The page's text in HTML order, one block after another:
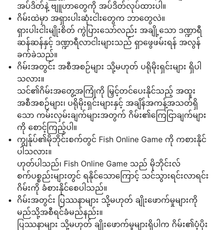
အပ်ဒိတ်နဲ့ ဗျူဟာတွေကို အပ်ဒိတ်လုပ်ထားပါ။
ဂိမ်းထဲမှာ အရှားပါးဆုံးငါးတွေက ဘာတွေလဲ။
ရှားပါးငါးမျိုးစိတ် ကွဲပြားသော်လည်း အချို့သော ဒဏ္ဍာရီ
ဆန်ဆန်နှင့် ဒဏ္ဍာရီလာငါးများသည် ရှာဖွေဖမ်းရန် အလွန်
ခက်ခဲသည်။
ဂိမ်းအတွင်း အစီအစဉ်များ သို့မဟုတ် ပရိုမိုးရှင်းများ ရှိပါ
သလား။
သင်၏ဂိမ်းအတွေ့အကြုံကို မြှင့်တင်ပေးနိုင်သည့် အထူး
အစီအစဉ်များ၊ ပရိုမိုးရှင်းများနှင့် အချိန်အကန့်အသတ်ရှိ
သော ကမ်းလှမ်းချက်များအတွက် ဂိမ်း၏ကြေငြာချက်များ
ကို စောင့်ကြည့်ပါ။
ကျွန်ုပ်၏မိုဘိုင်းစက်တွင် Fish Online Game ကို ကစားနိုင်
ပါသလား။
ဟုတ်ပါသည်၊ Fish Online Game သည် မိုဘိုင်းလ်
စက်ပစ္စည်းများတွင် ရနိုင်သောကြောင့် သင်သွားရင်းလာရင်း
ဂိမ်းကို ခံစားနိုင်စေပါသည်။
ဂိမ်းအတွင်း ပြဿနာများ သို့မဟုတ် ချိုးဖောက်မှုများကို
မည်သို့အစီရင်ခံမည်နည်း။
ပြဿနာများ သို့မဟုတ် ချိုးဖောက်မှုများရှိပါက ဂိမ်း၏ပံ့ပိုး